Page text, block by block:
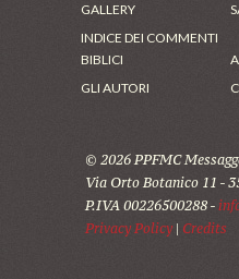
GALLERY
INDICE DEI COMMENTI
BIBLICI
GLI AUTORI
© 2026 PPFMC
Via Orto Botanico 11 -
P.IVA 00226500288 -
Privacy Policy| Credits